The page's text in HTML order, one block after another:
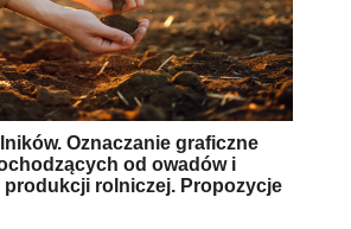
Oznaczanie graficzne
od owadów i
rolniczej. Propozycje